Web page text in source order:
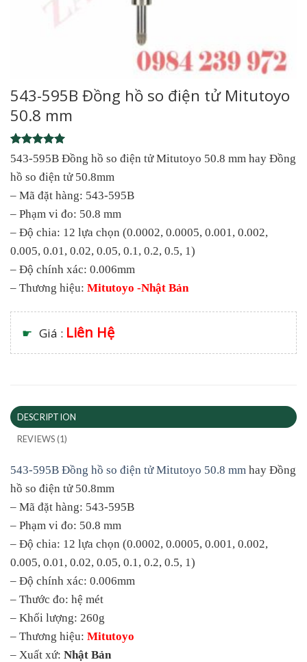
543-595B Đồng hồ so điện tử Mitutoyo
50.8 mm
Rated5
out of 5
based on
1
rating
543-595B Đồng hồ so điện tử Mitutoyo 50.8 mm hay Đồng
hồ so điện tử 50.8mm
– Mã đặt hàng: 543-595B
– Phạm vi đo: 50.8 mm
– Độ chia: 12 lựa chọn (0.0002, 0.0005, 0.001, 0.002,
0.005, 0.01, 0.02, 0.05, 0.1, 0.2, 0.5, 1)
– Độ chính xác: 0.006mm
– Thương hiệu: Mitutoyo -Nhật Bản
☛ Giá : Liên Hệ
DESCRIPTION
REVIEWS (1)
543-595B Đồng hồ so điện tử Mitutoyo 50.8 mm hay Đồng
hồ so điện tử 50.8mm
– Mã đặt hàng: 543-595B
– Phạm vi đo: 50.8 mm
– Độ chia: 12 lựa chọn (0.0002, 0.0005, 0.001, 0.002,
0.005, 0.01, 0.02, 0.05, 0.1, 0.2, 0.5, 1)
– Độ chính xác: 0.006mm
– Thước đo: hệ mét
– Khối lượng: 260g
– Thương hiệu: Mitutoyo
– Xuất xứ: Nhật Bản